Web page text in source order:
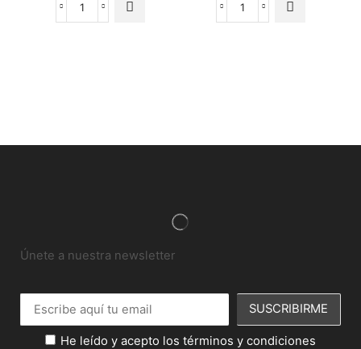
Únete a nuestra newsletter
He leído y acepto los términos y condiciones